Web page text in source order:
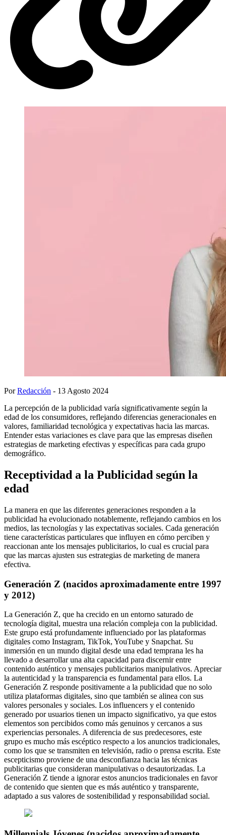
PorRedacción - 13 Agosto 2024
La percepción de la publicidad varía significativamente según la
edad de los consumidores, reflejando diferencias generacionales en
valores, familiaridad tecnológica y expectativas hacia las marcas.
Entender estas variaciones es clave para que las empresas diseñen
estrategias de marketing efectivas y específicas para cada grupo
demográfico.
Receptividad a la Publicidad según la
edad
La manera en que las diferentes generaciones responden a la
publicidad ha evolucionado notablemente, reflejando cambios en los
medios, las tecnologías y las expectativas sociales. Cada generación
tiene características particulares que influyen en cómo perciben y
reaccionan ante los mensajes publicitarios, lo cual es crucial para
que las marcas ajusten sus estrategias de marketing de manera
efectiva.
Generación Z (nacidos aproximadamente entre 1997
y 2012)
La Generación Z, que ha crecido en un entorno saturado de
tecnología digital, muestra una relación compleja con la publicidad.
Este grupo está profundamente influenciado por las plataformas
digitales como Instagram, TikTok, YouTube y Snapchat. Su
inmersión en un mundo digital desde una edad temprana les ha
llevado a desarrollar una alta capacidad para discernir entre
contenido auténtico y mensajes publicitarios manipulativos. Apreciar
la autenticidad y la transparencia es fundamental para ellos. La
Generación Z responde positivamente a la publicidad que no solo
utiliza plataformas digitales, sino que también se alinea con sus
valores personales y sociales. Los influencers y el contenido
generado por usuarios tienen un impacto significativo, ya que estos
elementos son percibidos como más genuinos y cercanos a sus
experiencias personales. A diferencia de sus predecesores, este
grupo es mucho más escéptico respecto a los anuncios tradicionales,
como los que se transmiten en televisión, radio o prensa escrita. Este
escepticismo proviene de una desconfianza hacia las técnicas
publicitarias que consideran manipulativas o desautorizadas. La
Generación Z tiende a ignorar estos anuncios tradicionales en favor
de contenido que sienten que es más auténtico y transparente,
adaptado a sus valores de sostenibilidad y responsabilidad social.